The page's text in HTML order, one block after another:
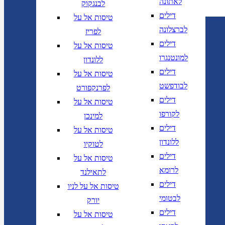
לבנגקוק
טיסות אל על
לפריז
טיסות אל על
ללונדון
טיסות אל על
לפרנקפורט
טיסות אל על
למינכן
טיסות אל על
לטוקיו
טיסות אל על
לתאילנד
טיסות אל על לניו
יורק
טיסות אל על
דילים
לברצלונה
דילים
למונטנגרו
דילים
לבודפשט
דילים
לקורפו
דילים
ללונדון
דילים
לרומא
דילים
לבטומי
דילים